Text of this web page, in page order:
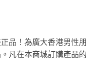
品！為廣大香港男性朋
凡在本商城訂購產品的